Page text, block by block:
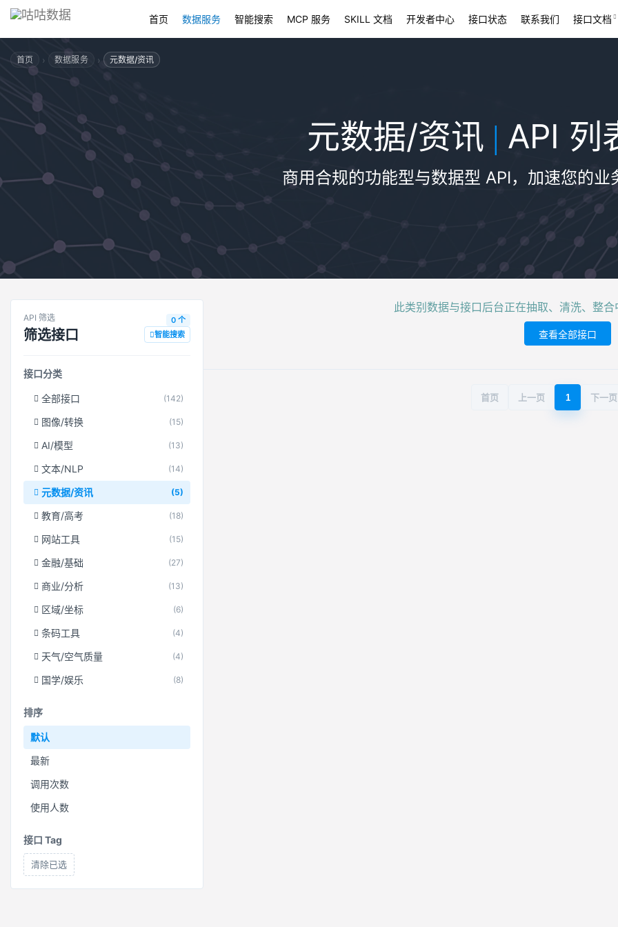
首页 数据服务 智能搜索 MCP 服务 SKILL 文档 开发者中心 接口状态 联系我们 接口文档
首页 › 数据服务 › 元数据/资讯
元数据/资讯 | API 列
商用合规的功能型与数据型 API，加速您的业
API 筛选
筛选接口
0 个
智能搜索
接口分类
全部接口 (142)
图像/转换 (15)
AI/模型 (13)
文本/NLP (14)
元数据/资讯 (5)
教育/高考 (18)
网站工具 (15)
金融/基础 (27)
商业/分析 (13)
区域/坐标 (6)
条码工具 (4)
天气/空气质量 (4)
国学/娱乐 (8)
排序
默认
最新
调用次数
使用人数
接口 Tag
清除已选
此类别数据与接口后台正在抽取、清洗、整
查看全部接口
首页 上一页 1 下一页